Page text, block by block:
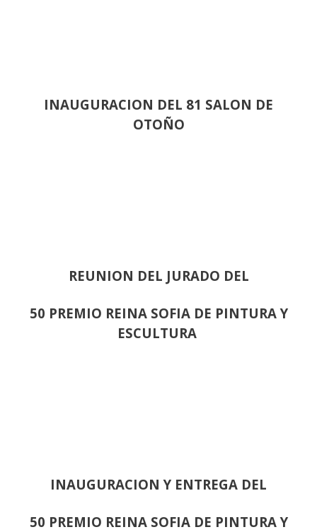
INAUGURACION DEL 81 SALON DE
OTOÑO
REUNION DEL JURADO DEL
50 PREMIO REINA SOFIA DE PINTURA Y
ESCULTURA
INAUGURACION Y ENTREGA DEL
50 PREMIO REINA SOFIA DE PINTURA Y